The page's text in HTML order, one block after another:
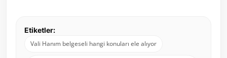
Etiketler:
Vali Hanım belgeseli hangi konuları ele alıyor